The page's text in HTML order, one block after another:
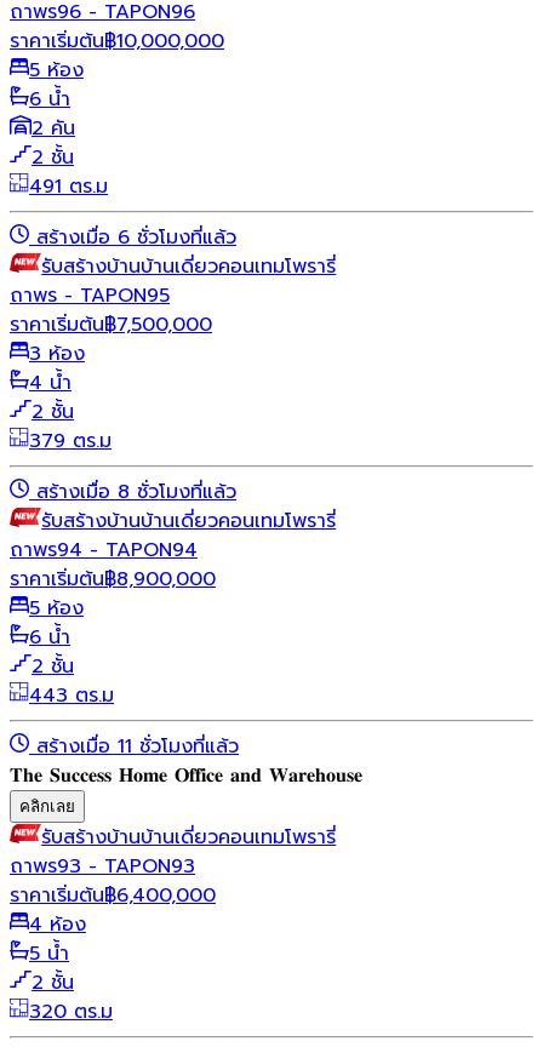
ถาพร96 - TAPON96
ราคาเริ่มต้น฿10,000,000
5 ห้อง
6 น้ำ
2 คัน
2 ชั้น
491 ตร.ม
สร้างเมื่อ 6 ชั่วโมงที่แล้ว
รับสร้างบ้านบ้านเดี่ยวคอนเทมโพรารี่
ถาพร - TAPON95
ราคาเริ่มต้น฿7,500,000
3 ห้อง
4 น้ำ
2 ชั้น
379 ตร.ม
สร้างเมื่อ 8 ชั่วโมงที่แล้ว
รับสร้างบ้านบ้านเดี่ยวคอนเทมโพรารี่
ถาพร94 - TAPON94
ราคาเริ่มต้น฿8,900,000
5 ห้อง
6 น้ำ
2 ชั้น
443 ตร.ม
สร้างเมื่อ 11 ชั่วโมงที่แล้ว
𝐓𝐡𝐞 𝐒𝐮𝐜𝐜𝐞𝐬𝐬 𝐇𝐨𝐦𝐞 𝐎𝐟𝐟𝐢𝐜𝐞 𝐚𝐧𝐝 𝐖𝐚𝐫𝐞𝐡𝐨𝐮𝐬𝐞
คลิกเลย
รับสร้างบ้านบ้านเดี่ยวคอนเทมโพรารี่
ถาพร93 - TAPON93
ราคาเริ่มต้น฿6,400,000
4 ห้อง
5 น้ำ
2 ชั้น
320 ตร.ม